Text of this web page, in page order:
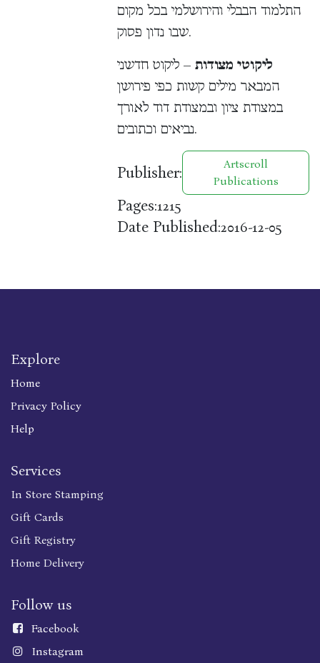
התלמוד הבבלי והירושלמי בכל מקום
שבו נדון פסוק.
ליקוטי מצודות– ליקוט חדשני
המבאר מילים קשות כפי פירושן
במצודת ציון ובמצודת דוד לאורך
נביאים וכתובים.
Publisher:
Artscroll
Publications
Pages:1215
Date Published:2016-12-05
Explore
Home
Privacy Policy
Help
Services
In Store Stamping
Gift Cards
Gift Registry
Home Delivery
Follow us
Facebook
Instagram